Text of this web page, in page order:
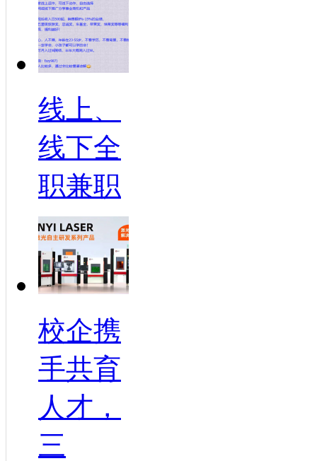
线上、
线下全
职兼职
校企携
手共育
人才，
三